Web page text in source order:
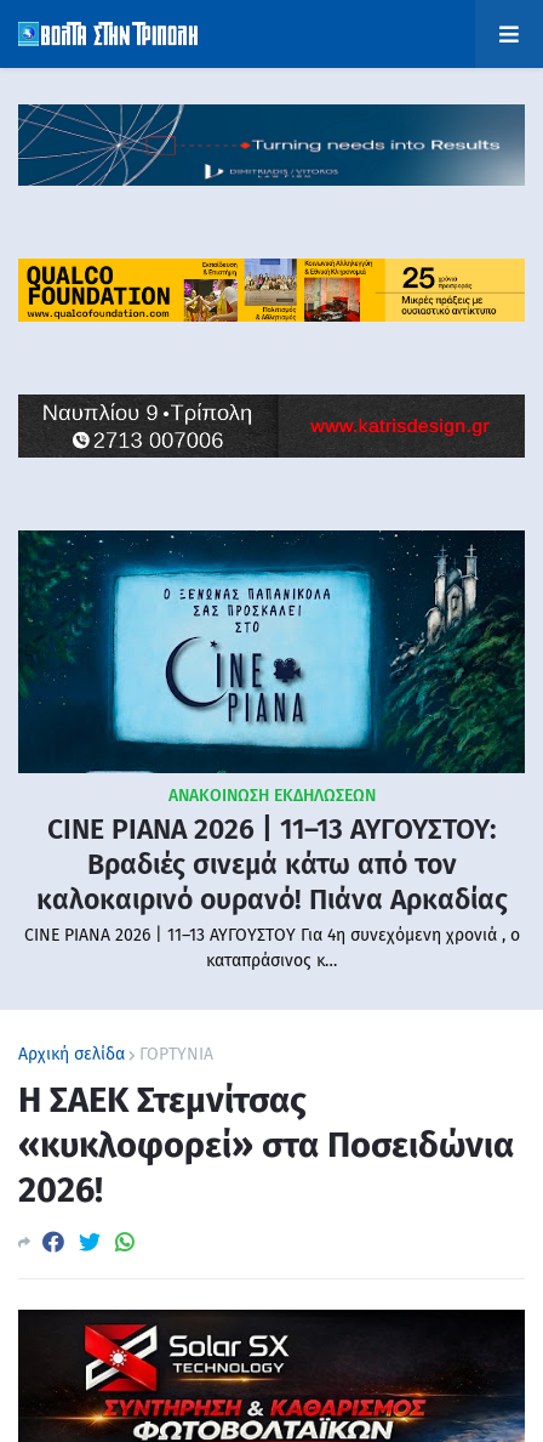
ΑΝΑΚΟΙΝΩΣΗ ΕΚΔΗΛΩΣΕΩΝ
CINE PIANA 2026 | 11–13 ΑΥΓΟΥΣΤΟΥ:
Βραδιές σινεμά κάτω από τον
καλοκαιρινό ουρανό! Πιάνα Αρκαδίας
CINE PIANA 2026 | 11–13 ΑΥΓΟΥΣΤΟΥ Για 4η συνεχόμενη χρονιά , ο
καταπράσινος κ…
Αρχική σελίδα ΓΟΡΤΥΝΙΑ
Η ΣΑΕΚ Στεμνίτσας
«κυκλοφορεί» στα Ποσειδώνια
2026!